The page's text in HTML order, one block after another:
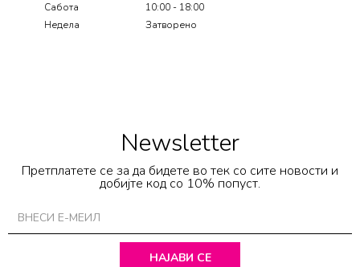
Сабота
10:00 - 18:00
Недела
Затворено
Newsletter
Претплатете се за да бидете во тек со сите новости и
добијте код со 10% попуст.
НАЈАВИ СЕ